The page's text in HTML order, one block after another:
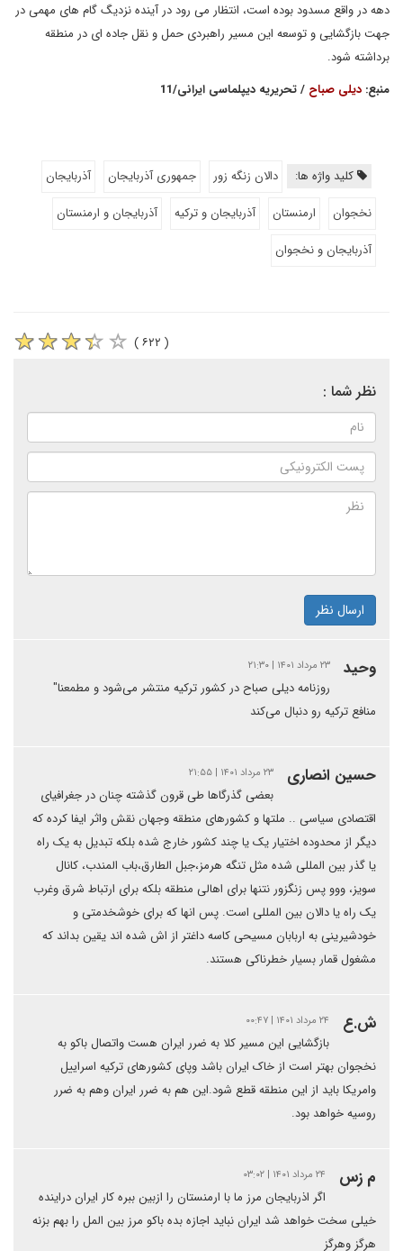
دهه در واقع مسدود بوده است، انتظار می رود در آینده نزدیگ گام های مهمی در
جهت بازگشایی و توسعه این مسیر راهبردی حمل و نقل جاده ای در منطقه
برداشته شود.
منبع: دیلی صباح / تحریریه دیپلماسی ایرانی/11
کلید واژه ها: دالان زنگه زور جمهوری آذربایجان
آذربایجان
نخجوان
ارمنستان آذربایجان و ترکیه
آذربایجان و ارمنستان
آذربایجان و نخجوان
( ۶۲۲ )
نظر شما :
ارسال نظر
وحید ۲۳ مرداد ۱۴۰۱ | ۲۱:۳۰
روزنامه دیلی صباح در کشور ترکیه منتشر می‌شود و مطمعنا"
منافع ترکیه رو دنبال می‌کند
حسین انصاری ۲۳ مرداد ۱۴۰۱ | ۲۱:۵۵
بعضی گذرگاها طی قرون گذشته چنان در جغرافیای
اقتصادی سیاسی .. ملتها و کشورهای منطقه وجهان نقش واثر ایفا کرده که
دیگر از محدوده اختیار یک یا چند کشور خارج شده بلکه تبدیل به یک راه
یا گذر بین المللی شده مثل تنگه هرمز،جبل الطارق،باب المندب، کانال
سویز، ووو پس زنگزور نتنها برای اهالی منطقه بلکه برای ارتباط شرق وغرب
یک راه یا دالان بین المللی است. پس انها که برای خوشخدمتی و
خودشیرینی به اربابان مسیحی کاسه داغتر از اش شده اند یقین بداند که
مشغول قمار بسیار خطرناکی هستند.
ش.ع ۲۴ مرداد ۱۴۰۱ | ۰۰:۴۷
بازگشایی این مسیر کلا به ضرر ایران هست واتصال باکو به
نخجوان بهتر است از خاک ایران باشد وپای کشورهای ترکیه اسراییل
وامریکا باید از این منطقه قطع شود.این هم به ضرر ایران وهم به ضرر
روسیه خواهد بود.
م زس ۲۴ مرداد ۱۴۰۱ | ۰۳:۰۲
اگر اذربایجان مرز ما با ارمنستان را ازبین ببره کار ایران دراینده
خیلی سخت خواهد شد ایران نباید اجازه بده باکو مرز بین المل را بهم بزنه
هرگز وهرگز